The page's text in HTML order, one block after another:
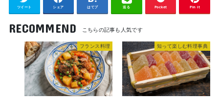
ツイート シェア はてブ 送る Pocket Pin it
RECOMMEND
フランス料理 知って楽しむ料理事典